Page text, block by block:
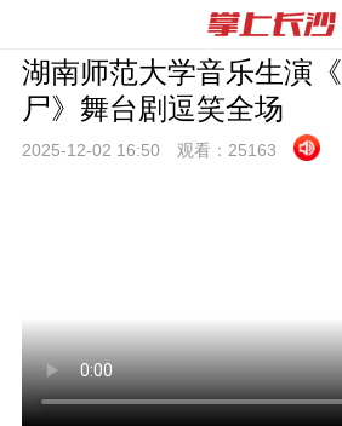
湖南师范大学音乐生演
尸》舞台剧逗笑全场
2025-12-02 16:50 观看： 25163